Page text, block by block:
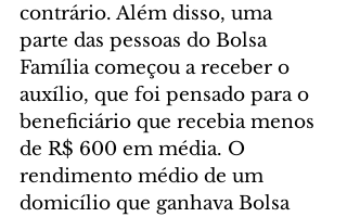
contrário. Além disso, uma
parte das pessoas do Bolsa
Família começou a receber o
auxílio, que foi pensado para o
beneficiário que recebia menos
de R$ 600 em média. O
rendimento médio de um
domicílio que ganhava Bolsa